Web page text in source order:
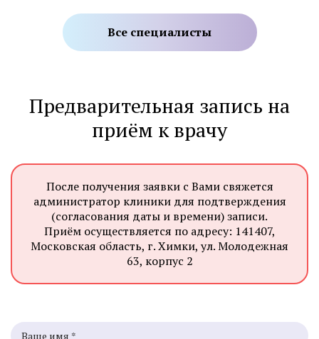
Все специалисты
Предварительная запись на
приём к врачу
После получения заявки с Вами свяжется
администратор клиники для подтверждения
(согласования даты и времени) записи.
Приём осуществляется по адресу: 141407,
Московская область, г. Химки, ул. Молодежная
63, корпус 2